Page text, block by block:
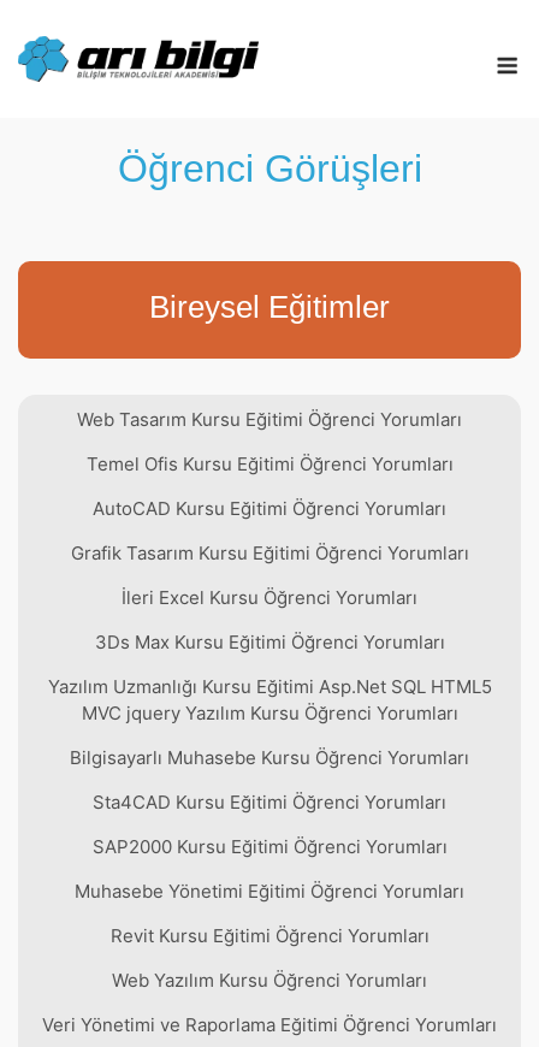
content
Öğrenci Görüşleri
Bireysel Eğitimler
Web Tasarım Kursu Eğitimi Öğrenci Yorumları
Temel Ofis Kursu Eğitimi Öğrenci Yorumları
AutoCAD Kursu Eğitimi Öğrenci Yorumları
Grafik Tasarım Kursu Eğitimi Öğrenci Yorumları
İleri Excel Kursu Öğrenci Yorumları
3Ds Max Kursu Eğitimi Öğrenci Yorumları
Yazılım Uzmanlığı Kursu Eğitimi Asp.Net SQL HTML5
MVC jquery Yazılım Kursu Öğrenci Yorumları
Bilgisayarlı Muhasebe Kursu Öğrenci Yorumları
Sta4CAD Kursu Eğitimi Öğrenci Yorumları
SAP2000 Kursu Eğitimi Öğrenci Yorumları
Muhasebe Yönetimi Eğitimi Öğrenci Yorumları
Revit Kursu Eğitimi Öğrenci Yorumları
Web Yazılım Kursu Öğrenci Yorumları
Veri Yönetimi ve Raporlama Eğitimi Öğrenci Yorumları